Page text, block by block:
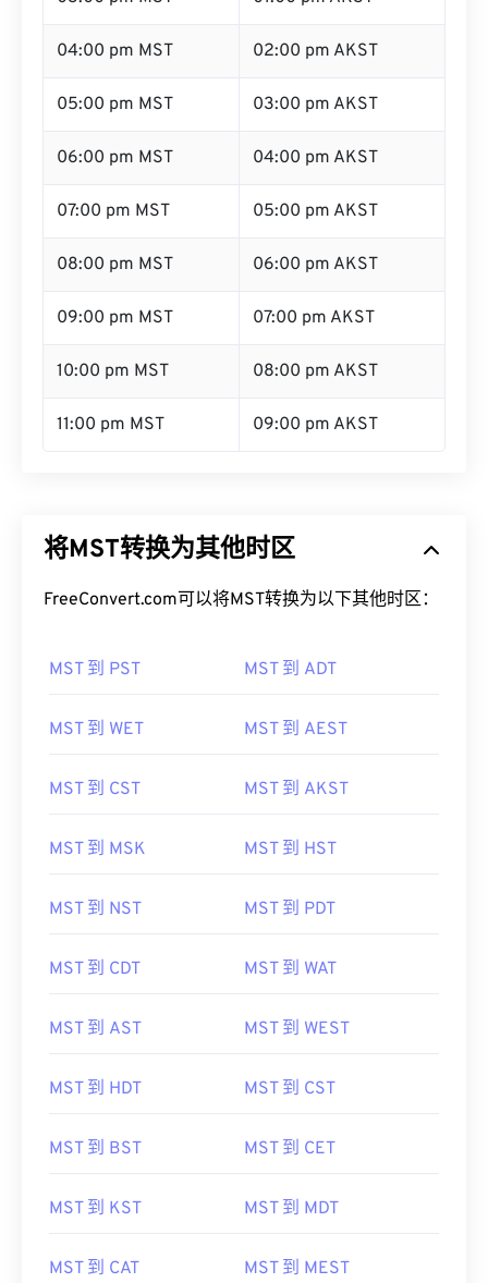
04:00 pm MST 02:00 pm AKST
05:00 pm MST 03:00 pm AKST
06:00 pm MST 04:00 pm AKST
07:00 pm MST 05:00 pm AKST
08:00 pm MST 06:00 pm AKST
09:00 pm MST 07:00 pm AKST
10:00 pm MST 08:00 pm AKST
11:00 pm MST 09:00 pm AKST
将MST转换为其他时区
FreeConvert.com可以将MST转换为以下其他时区：
MST 到 PST MST 到 ADT
MST 到 WET MST 到 AEST
MST 到 CST MST 到 AKST
MST 到 MSK MST 到 HST
MST 到 NST MST 到 PDT
MST 到 CDT MST 到 WAT
MST 到 AST MST 到 WEST
MST 到 HDT MST 到 CST
MST 到 BST MST 到 CET
MST 到 KST MST 到 MDT
MST 到 CAT MST 到 MEST